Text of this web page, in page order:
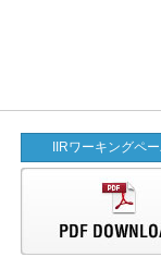
IIRワーキングペ